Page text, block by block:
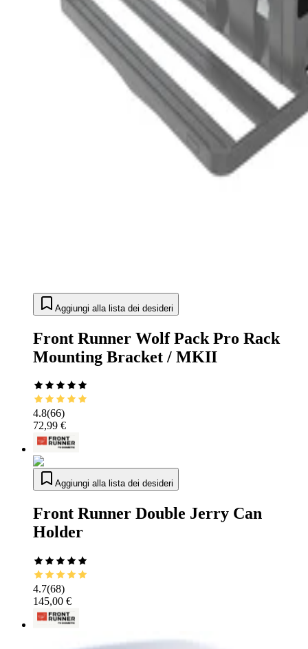
Aggiungi alla lista dei desideri
Front Runner Wolf Pack Pro Rack
Mounting Bracket / MKII
4.8(66)
72,99 €
Aggiungi alla lista dei desideri
Front Runner Double Jerry Can
Holder
4.7(68)
145,00 €